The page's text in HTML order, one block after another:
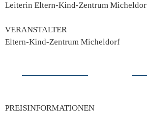
Leiterin Eltern-Kind-Zentrum
VERANSTALTER
Eltern-Kind-Zentrum Micheldorf
PREISINFORMATIONEN